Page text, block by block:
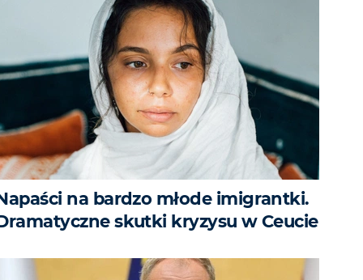
na bardzo młode imigrantki.
skutki kryzysu w Ceucie